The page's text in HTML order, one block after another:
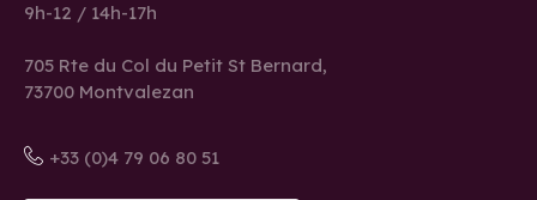
9h-12 / 14h-17h
705 Rte du Col du Petit St Bernard,
73700 Montvalezan
+33 (0)4 79 06 80 51